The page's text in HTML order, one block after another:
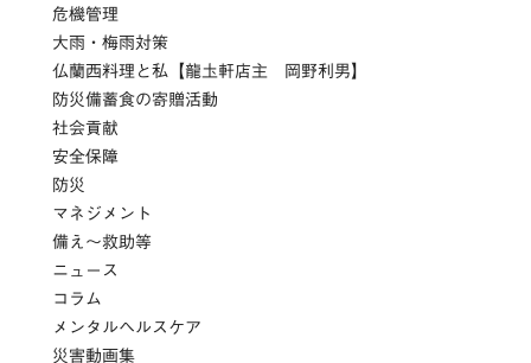
危機管理
大雨・梅雨対策
仏蘭西料理と私【龍圡軒店主 岡野利男】
防災備蓄食の寄贈活動
社会貢献
安全保障
防災
マネジメント
備え～救助等
ニュース
コラム
メンタルヘルスケア
災害動画集